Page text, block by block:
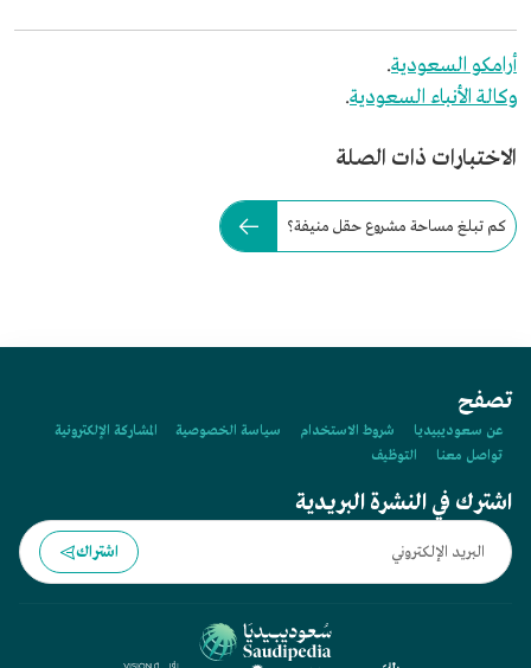
أرامكو السعودية.
وكالة الأنباء السعودية.
الاختبارات ذات الصلة
كم تبلغ مساحة مشروع حقل منيفة؟
تصفح
عن سعوديبيديا شروط الاستخدام سياسة الخصوصية
المشاركة الإلكترونية
تواصل معنا
التوظيف
اشترك في النشرة البريدية
اشتراك